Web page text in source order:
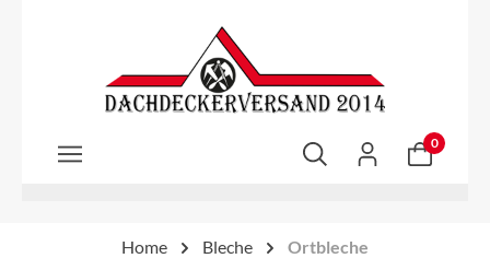
Zum Hauptinhalt springen
0
Home Bleche Ortbleche